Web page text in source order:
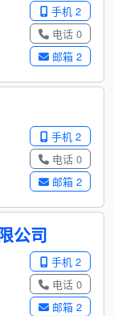
手机 2
电话 0
邮箱 2
手机 2
电话 0
邮箱 2
公司
手机 2
电话 0
邮箱 2